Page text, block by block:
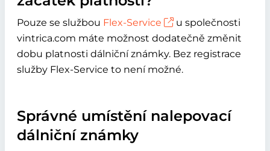
Pouze se službou Flex-Service
u společnosti
vintrica.com máte možnost dodatečně změnit
dobu platnosti dálniční známky. Bez registrace
služby Flex-Service to není možné.
Správné umístění nalepovací
dálniční známky